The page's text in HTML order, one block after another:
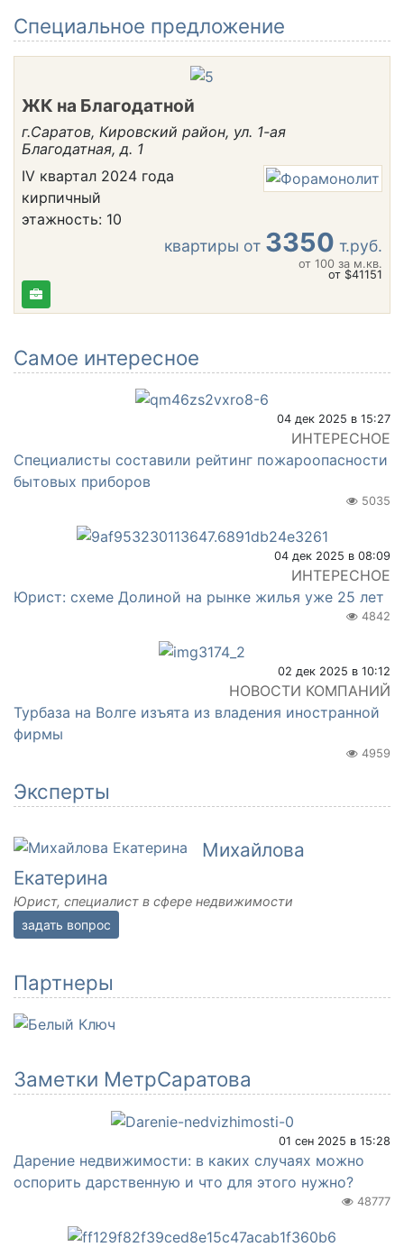
Cпециальное предложение
ЖК на Благодатной
г.Саратов, Кировский район, ул. 1-ая
Благодатная, д. 1
IV квартал 2024 года
кирпичный
этажность: 10
квартиры от 3350 т.руб.
от 100 за м.кв.
от $41151
Самое интересное
04 дек 2025 в 15:27
ИНТЕРЕСНОЕ
Специалисты составили рейтинг пожароопасности
бытовых приборов
5035
04 дек 2025 в 08:09
ИНТЕРЕСНОЕ
Юрист: схеме Долиной на рынке жилья уже 25 лет
4842
02 дек 2025 в 10:12
НОВОСТИ КОМПАНИЙ
Турбаза на Волге изъята из владения иностранной
фирмы
4959
Эксперты
Михайлова
Екатерина
Юрист, специалист в сфере недвижимости
задать вопрос
Партнеры
Заметки МетрСаратова
01 сен 2025 в 15:28
Дарение недвижимости: в каких случаях можно
оспорить дарственную и что для этого нужно?
48777